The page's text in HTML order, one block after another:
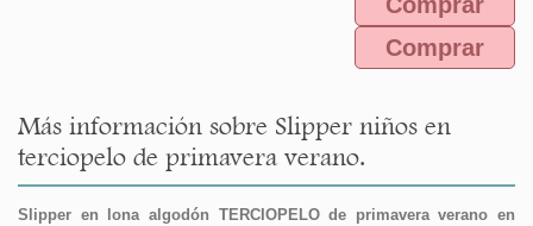
Comprar
Más información sobre Slipper niños en
terciopelo de primavera verano.
Slipper en lona algodón TERCIOPELO de primavera verano en